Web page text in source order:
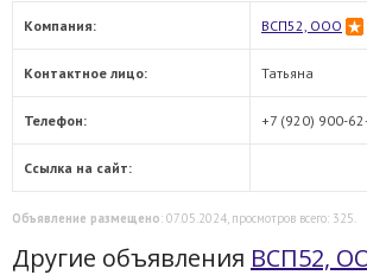
Компания: ВСП52, ООО
Контактное лицо: Татьяна
Телефон: +7 (920) 900-
Ссылка на сайт:
Объявление размещено: 07.05.2024, просмотров всего: 325.
Другие объявления ВСП52,